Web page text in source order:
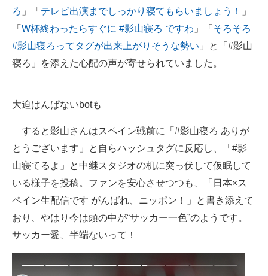
ろ 」「 テレビ出演までしっかり寝てもらいましょう！
」
「 W杯終わったらすぐに #影山寝ろ ですわ 」「 そろそろ
#影山寝ろってタグが出来上がりそうな勢い 」と「#影山
寝ろ」を添えた心配の声が寄せられていました。
大迫はんぱないbotも
すると影山さんはスペイン戦前に「#影山寝ろ ありが
とうございます」と自らハッシュタグに反応し、「#影
山寝てるよ」と中継スタジオの机に突っ伏して仮眠して
いる様子を投稿。ファンを安心させつつも、「日本×ス
ペイン生配信です がんばれ、ニッポン！」と書き添えて
おり、やはり今は頭の中が“サッカー一色”のようです。
サッカー愛、半端ないって！